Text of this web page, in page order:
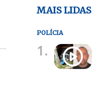
MAIS LIDAS
POLÍCIA
1.